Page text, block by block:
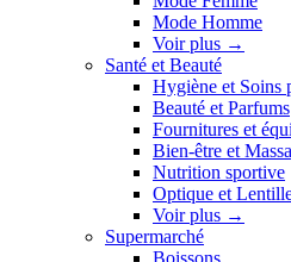
Mode Homme
Voir plus →
Santé et Beauté
Hygiène et Soins
Beauté et Parfums
Fournitures et
Bien-être et
Nutrition sportive
Optique et
Voir plus →
Supermarché
Boissons